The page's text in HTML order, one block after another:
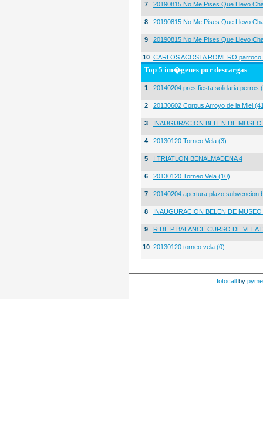
7 20190815 No Me Pises Que Llevo
8 20190815 No Me Pises Que Llevo
9 20190815 No Me Pises Que Llevo
10 CARLOS ACOSTA ROMERO
Top 5 im�genes por descargas
1 20140204 pres fiesta solidaria perros
2 20130602 Corpus Arroyo de la Miel
3 INAUGURACION BELEN DE
4 20130120 Torneo Vela (3)
5 I TRIATLON BENALMADENA 4
6 20130120 Torneo Vela (10)
7 20140204 apertura plazo subvencion
8 INAUGURACION BELEN DE
9 R DE P BALANCE CURSO DE VELA
10 20130120 torneo vela (0)
fotocall by